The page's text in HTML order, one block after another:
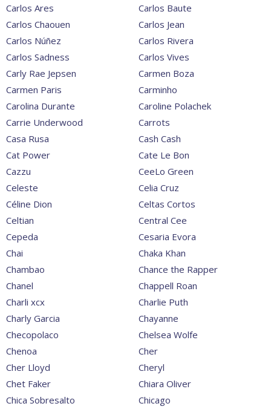
Carlos Ares
Carlos Baute
Carlos Chaouen
Carlos Jean
Carlos Núñez
Carlos Rivera
Carlos Sadness
Carlos Vives
Carly Rae Jepsen
Carmen Boza
Carmen Paris
Carminho
Carolina Durante
Caroline Polachek
Carrie Underwood
Carrots
Casa Rusa
Cash Cash
Cat Power
Cate Le Bon
Cazzu
CeeLo Green
Celeste
Celia Cruz
Céline Dion
Celtas Cortos
Celtian
Central Cee
Cepeda
Cesaria Evora
Chai
Chaka Khan
Chambao
Chance the Rapper
Chanel
Chappell Roan
Charli xcx
Charlie Puth
Charly Garcia
Chayanne
Checopolaco
Chelsea Wolfe
Chenoa
Cher
Cher Lloyd
Cheryl
Chet Faker
Chiara Oliver
Chica Sobresalto
Chicago